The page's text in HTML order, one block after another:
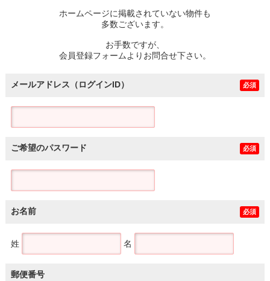
ホームページに掲載されていない物件も
多数ございます。
お手数ですが、
会員登録フォームよりお問合せ下さい。
メールアドレス（ログインID） 必須
ご希望のパスワード 必須
お名前 必須
姓 名
郵便番号